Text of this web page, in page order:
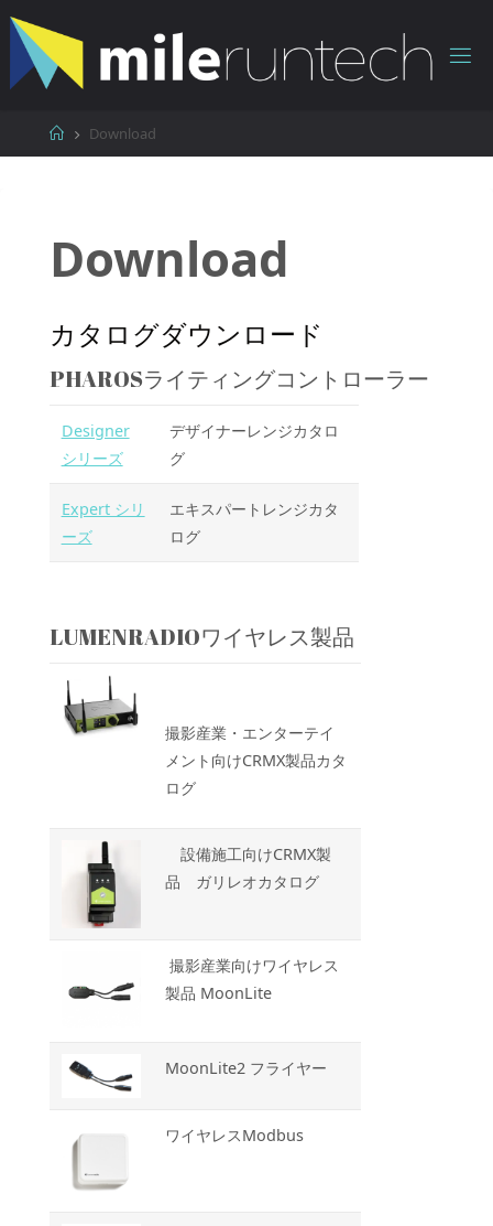
コ
ン
ホ
ー
Download
Download
カタログダウンロード
PHAROSライティングコントローラー
Designer
シリーズ
デザイナーレンジカタロ
グ
Expert シリ
ーズ
エキスパートレンジカタ
ログ
LUMENRADIOワイヤレス製品
撮影産業・エンターテイ
メント向けCRMX製品カタ
ログ
設備施工向けCRMX製
品 ガリレオカタログ
撮影産業向けワイヤレス
製品 MoonLite
MoonLite2 フライヤー
ワイヤレスModbus